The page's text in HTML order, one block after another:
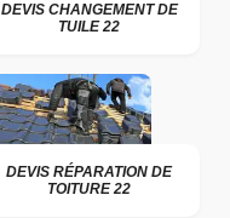
DEVIS CHANGEMENT DE
TUILE 22
DEVIS RÉPARATION DE
TOITURE 22